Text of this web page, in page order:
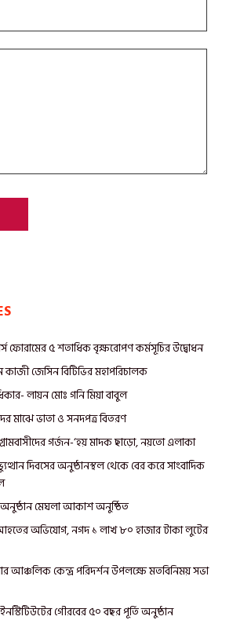
ফোরামের ৫ শতাধিক বৃক্ষরোপণ কর্মসূচির উদ্বোধন
কাজী জেসিন বিটিভির মহাপরিচালক
লায়ন মোঃ গনি মিয়া বাবুল
মাঝে ভাতা ও সনদপত্র বিতরণ
গর্জন-‘হয় মাদক ছাড়ো, নয়তো এলাকা
দিবসের অনুষ্ঠানস্থল থেকে বের করে সাংবাদিক
অনুষ্ঠান মেঘলা আকাশ অনুষ্ঠিত
অভিযোগ, নগদ ১ লাখ ৮০ হাজার টাকা লুটের
আঞ্চলিক কেন্দ্র পরিদর্শন উপলক্ষে মতবিনিময় সভা
গৌরবের ৫০ বছর পূর্তি অনুষ্ঠান